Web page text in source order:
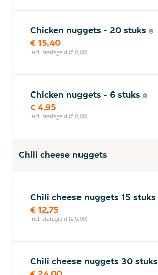
Chicken nuggets - 20 stuks
€ 15,40
incl. statiegeld (€ 0,00)
Chicken nuggets - 6 stuks
€ 4,95
incl. statiegeld (€ 0,00)
Chili cheese nuggets
Chili cheese nuggets 15 stuks
€ 12,75
incl. statiegeld (€ 0,00)
Chili cheese nuggets 30 stuks